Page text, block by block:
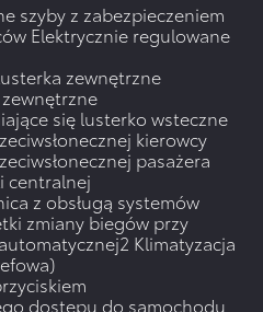
szyby z zabezpieczeniem
Elektrycznie regulowane
zewnętrzne
się lusterko wsteczne
kierowcy
pasażera
centralnej
z obsługą systemów
zmiany biegów przy
Klimatyzacja
dostępu do samochodu